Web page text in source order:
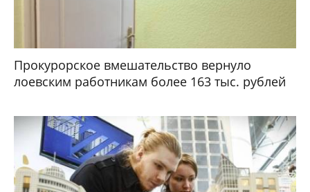
Прокурорское вмешательство вернуло
лоевским работникам более 163 тыс. рублей